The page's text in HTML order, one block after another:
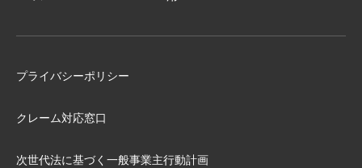
プライバシーポリシー
クレーム対応窓口
次世代法に基づく⼀般事業主⾏動計画